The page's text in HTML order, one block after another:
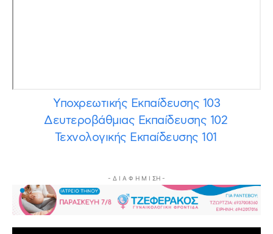
Υποχρεωτικής Εκπαίδευσης 103
Δευτεροβάθμιας Εκπαίδευσης 102
Τεχνολογικής Εκπαίδευσης 101
- Δ Ι Α Φ Η Μ Ι ΣΗ -